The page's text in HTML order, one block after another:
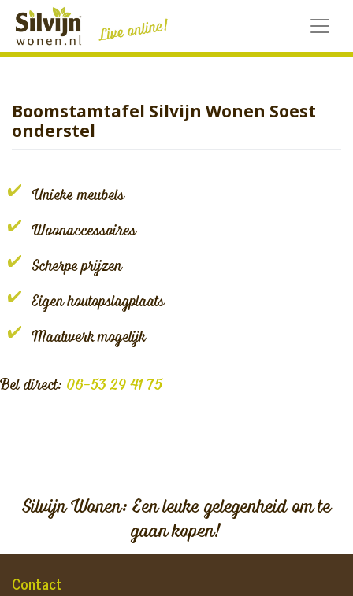
Skip
content
Boomstamtafel Silvijn Wonen Soest
onderstel
Unieke meubels
Woonaccessoires
Scherpe prijzen
Eigen houtopslagplaats
Maatwerk mogelijk
Bel direct: 06-53 29 41 75
Silvijn Wonen: Een leuke gelegenheid om te
gaan kopen!
Contact